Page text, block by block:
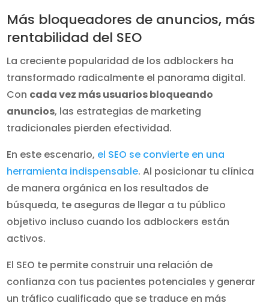
Más bloqueadores de anuncios, más
rentabilidad del SEO
La creciente popularidad de los adblockers ha
transformado radicalmente el panorama digital.
Con cada vez más usuarios bloqueando
anuncios, las estrategias de marketing
tradicionales pierden efectividad.
En este escenario, el SEO se convierte en una
herramienta indispensable. Al posicionar tu clínica
de manera orgánica en los resultados de
búsqueda, te aseguras de llegar a tu público
objetivo incluso cuando los adblockers están
activos.
El SEO te permite construir una relación de
confianza con tus pacientes potenciales y generar
un tráfico cualificado que se traduce en más